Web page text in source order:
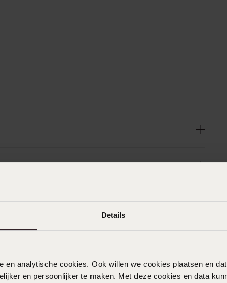
Details
en analytische cookies. Ook willen we cookies plaatsen en
en persoonlijker te maken. Met deze cookies en data